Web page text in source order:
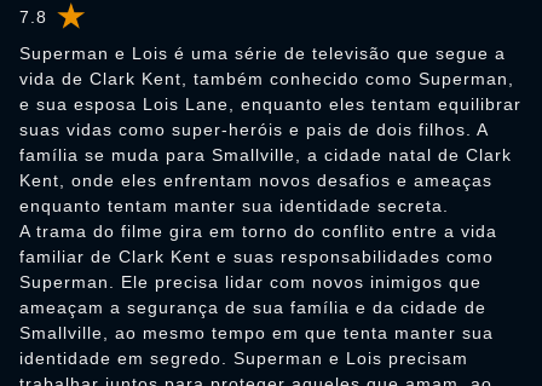
7.8
Superman e Lois é uma série de televisão que segue a
vida de Clark Kent, também conhecido como Superman,
e sua esposa Lois Lane, enquanto eles tentam equilibrar
suas vidas como super-heróis e pais de dois filhos. A
família se muda para Smallville, a cidade natal de Clark
Kent, onde eles enfrentam novos desafios e ameaças
enquanto tentam manter sua identidade secreta.
A trama do filme gira em torno do conflito entre a vida
familiar de Clark Kent e suas responsabilidades como
Superman. Ele precisa lidar com novos inimigos que
ameaçam a segurança de sua família e da cidade de
Smallville, ao mesmo tempo em que tenta manter sua
identidade em segredo. Superman e Lois precisam